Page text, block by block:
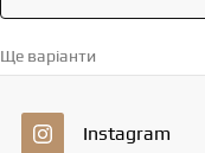
Ще варіанти
Instagram